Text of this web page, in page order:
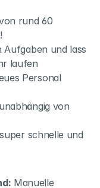
rund 60
Aufgaben und lass
laufen
Personal
von
schnelle und
Manuelle